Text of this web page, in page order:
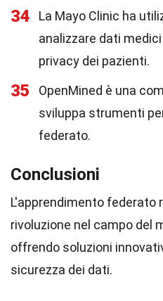
34
La Mayo Clinic ha
analizzare dati
privacy dei pazienti.
35
OpenMined è una
sviluppa strumenti
federato.
Conclusioni
L'apprendimento federato
rivoluzione nel campo del
offrendo soluzioni
sicurezza dei dati.